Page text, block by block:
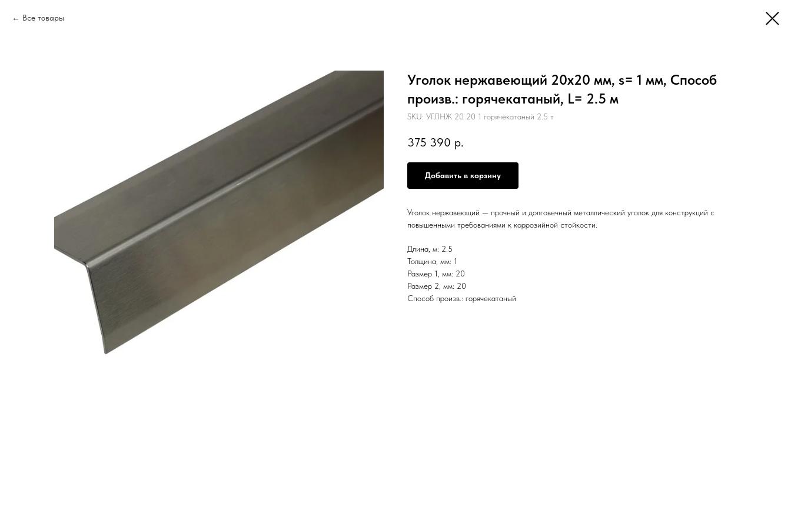
Все товары
Уголок нержавеющий 20х20 мм, s= 1 мм, Способ
произв.: горячекатаный, L= 2.5 м
SKU: УГЛНЖ 20 20 1 горячекатаный 2.5 т
375 390 р.
Добавить в корзину
Уголок нержавеющий — прочный и долговечный металлический уголок для конструкций с
повышенными требованиями к коррозийной стойкости.
Длина, м: 2.5
Толщина, мм: 1
Размер 1, мм: 20
Размер 2, мм: 20
Способ произв.: горячекатаный